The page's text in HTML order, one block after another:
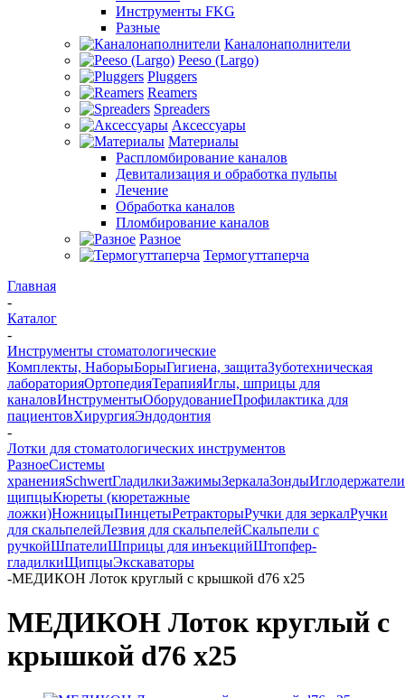
Инструменты FKG
Разные
Каналонаполнители
Peeso (Largo)
Pluggers
Reamers
Spreaders
Аксессуары
Материалы
Распломбирование каналов
Девитализация и обработка пульпы
Лечение
Обработка каналов
Пломбирование каналов
Разное
Термогуттаперча
Главная
-
Каталог
-
Инструменты стоматологические
Комплекты, НаборыБорыГигиена, защитаЗуботехническая
лабораторияОртопедияТерапияИглы, шприцы для
каналовИнструментыОборудованиеПрофилактика для
пациентовХирургияЭндодонтия
-
Лотки для стоматологических инструментов
РазноеСистемы
храненияSchwertГладилкиЗажимыЗеркалаЗондыИглодержатели
щипцыКюреты (кюретажные
ложки)НожницыПинцетыРетракторыРучки для зеркалРучки
для скальпелейЛезвия для скальпелейСкальпели с
ручкойШпателиШприцы для инъекцийШтопфер-
гладилкиЩипцыЭкскаваторы
-МЕДИКОН Лоток круглый с крышкой d76 х25
МЕДИКОН Лоток круглый с
крышкой d76 х25